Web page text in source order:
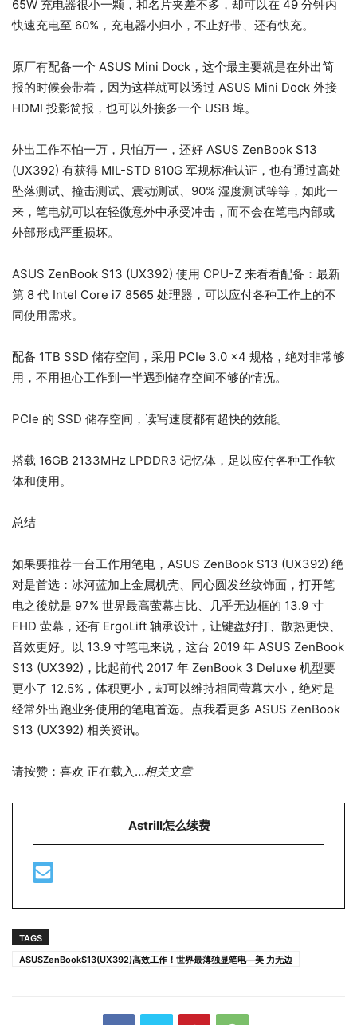
65W 充电器很小一颗，和名片夹差不多，却可以在 49 分钟内
快速充电至 60%，充电器小归小，不止好带、还有快充。
原厂有配备一个 ASUS Mini Dock，这个最主要就是在外出简
报的时候会带着，因为这样就可以透过 ASUS Mini Dock 外接
HDMI 投影简报，也可以外接多一个 USB 埠。
外出工作不怕一万，只怕万一，还好 ASUS ZenBook S13
(UX392) 有获得 MIL-STD 810G 军规标准认证，也有通过高处
坠落测试、撞击测试、震动测试、90% 湿度测试等等，如此一
来，笔电就可以在轻微意外中承受冲击，而不会在笔电内部或
外部形成严重损坏。
ASUS ZenBook S13 (UX392) 使用 CPU-Z 来看看配备：最新
第 8 代 Intel Core i7 8565 处理器，可以应付各种工作上的不
同使用需求。
配备 1TB SSD 储存空间，采用 PCIe 3.0 x4 规格，绝对非常够
用，不用担心工作到一半遇到储存空间不够的情况。
PCIe 的 SSD 储存空间，读写速度都有超快的效能。
搭载 16GB 2133MHz LPDDR3 记忆体，足以应付各种工作软
体和使用。
总结
如果要推荐一台工作用笔电，ASUS ZenBook S13 (UX392) 绝
对是首选：冰河蓝加上金属机壳、同心圆发丝纹饰面，打开笔
电之後就是 97% 世界最高萤幕占比、几乎无边框的 13.9 寸
FHD 萤幕，还有 ErgoLift 轴承设计，让键盘好打、散热更快、
音效更好。以 13.9 寸笔电来说，这台 2019 年 ASUS ZenBook
S13 (UX392)，比起前代 2017 年 ZenBook 3 Deluxe 机型要
更小了 12.5%，体积更小，却可以维持相同萤幕大小，绝对是
经常外出跑业务使用的笔电首选。点我看更多 ASUS ZenBook
S13 (UX392) 相关资讯。
请按赞：喜欢 正在载入…相关文章
Astrill怎么续费
TAGS
ASUSZenBookS13(UX392)高效工作！世界最薄独显笔电—美‧力无边